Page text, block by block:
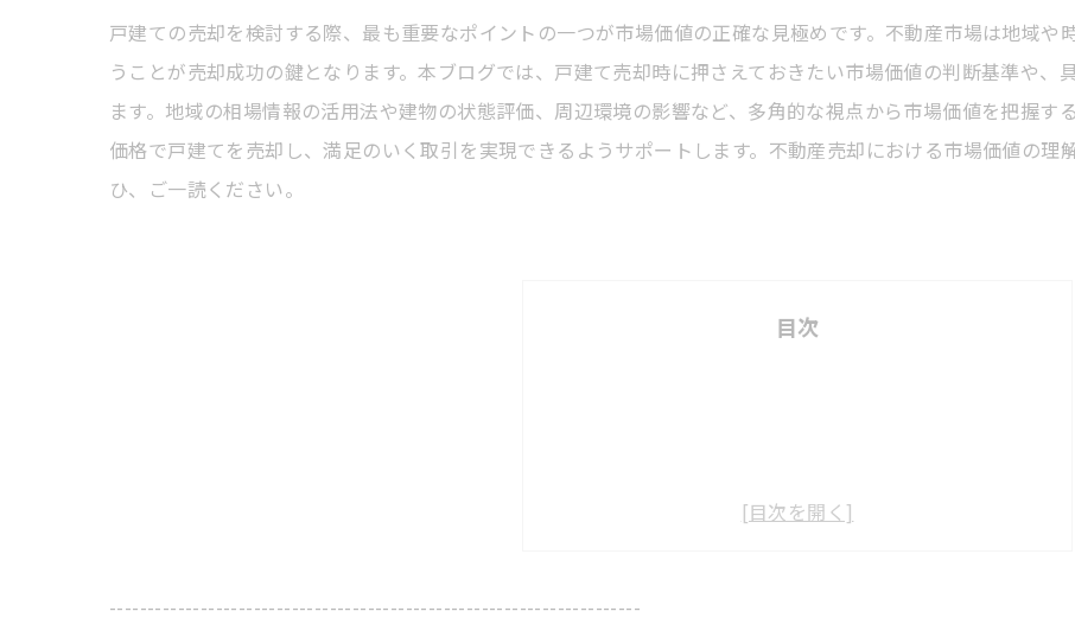
戸建ての売却を検討する際、最も重要なポイントの一つが市場価値の正確な見極めです。不動産市場は地域
うことが売却成功の鍵となります。本ブログでは、戸建て売却時に押さえておきたい市場価値の判断基準や、
ます。地域の相場情報の活用法や建物の状態評価、周辺環境の影響など、多角的な視点から市場価値を把握す
価格で戸建てを売却し、満足のいく取引を実現できるようサポートします。不動産売却における市場価値の理
ひ、ご一読ください。
目次
----------------------------------------------------------------------